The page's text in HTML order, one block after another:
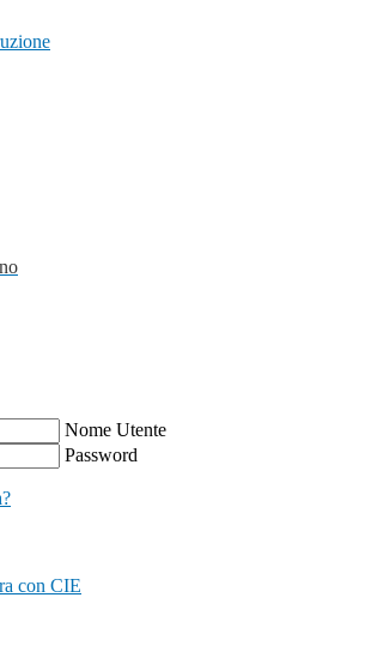
Nome Utente
Password
con CIE